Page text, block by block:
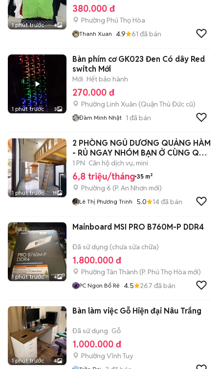
1 phút trước 4
380.000 đ
Phường Phú Thọ Hòa
Thanh Xuan 4.9 61 đã bán
1 phút trước 3
Bàn phím cơ GK023 Đen Có dây Red
switch Mới
Mới Hết bảo hành
270.000 đ
Phường Linh Xuân (Quận Thủ Đức cũ)
Đàm Minh Nhật 1 đã bán
1 phút trước 11
2 PHÒNG NGỦ DƯƠNG QUẢNG HÀM
- RỦ NGAY NHÓM BẠN Ở CÙNG QUÁ
HỜI 😘🔥🔥
1 PN Căn hộ dịch vụ, mini
6,8 triệu/tháng 35 m²
Phường 6 (P. An Nhơn mới)
Lê Thị Phương Trinh 5.0 14đã bán
1 phút trước 4
Mainboard MSI PRO B760M-P DDR4
Đã sử dụng (chưa sửa chữa)
1.800.000 đ
Phường Tân Thành (P. Phú Thọ Hòa mới)
PC Ngon Bổ Rẻ 4.5 267 đã bán
1 phút trước 4
Bàn làm việc Gỗ Hiện đại Nâu Trắng
Đã sử dụng Gỗ
1.000.000 đ
Phường Vĩnh Tuy